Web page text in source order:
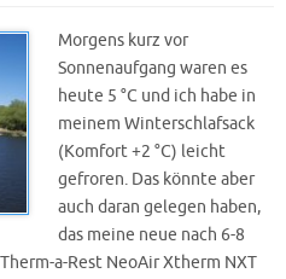
Morgens kurz vor
Sonnenaufgang waren es
heute 5 °C und ich habe in
meinem Winterschlafsack
(Komfort +2 °C) leicht
gefroren. Das könnte aber
auch daran gelegen haben,
das meine neue nach 6-8
a-Rest NeoAir Xtherm NXT